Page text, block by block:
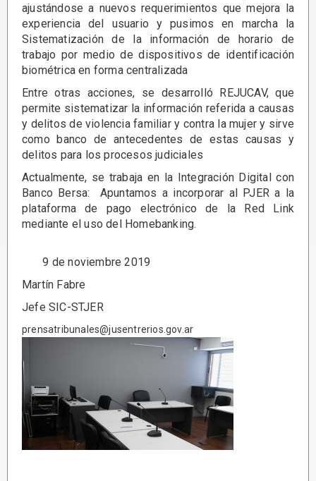
ajustándose a nuevos requerimientos que mejora la
experiencia del usuario y pusimos en marcha la
Sistematización de la información de horario de
trabajo por medio de dispositivos de identificación
biométrica en forma centralizada
Entre otras acciones, se desarrolló REJUCAV, que
permite sistematizar la información referida a causas
y delitos de violencia familiar y contra la mujer y sirve
como banco de antecedentes de estas causas y
delitos para los procesos judiciales
Actualmente, se trabaja en la Integración Digital con
Banco Bersa: Apuntamos a incorporar al PJER a la
plataforma de pago electrónico de la Red Link
mediante el uso del Homebanking.
9 de noviembre 2019
Martín Fabre
Jefe SIC-STJER
prensatribunales@jusentrerios.gov.ar